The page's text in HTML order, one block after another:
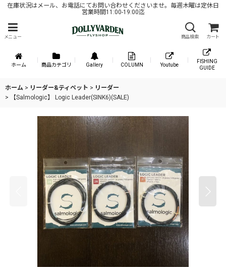
在庫状況はメール、お電話にてお問い合わせくださいませ。毎週木曜は定休日
営業時間11:00-19:00迄
メニュー 商品検索 カート
ホーム 商品カテゴリ Gallery COLUMN Youtube
FISHING
GUIDE
ホーム > リーダー&ティペット > リーダー
>
【Salmologic】 Logic Leader(SINK6)(SALE)